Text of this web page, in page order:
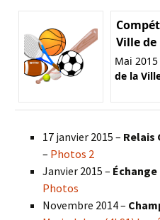
Ville
Mai 2015
de la
17 janvier 2015 – Relais
– Photos 2
Janvier 2015 –
Photos
Novembre 2014 –